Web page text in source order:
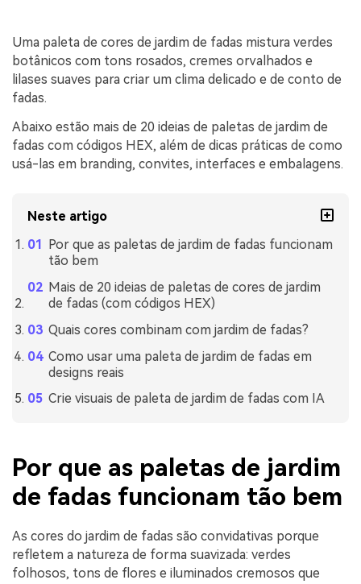
Uma paleta de cores de jardim de fadas mistura verdes
botânicos com tons rosados, cremes orvalhados e
lilases suaves para criar um clima delicado e de conto de
fadas.
Abaixo estão mais de 20 ideias de paletas de jardim de
fadas com códigos HEX, além de dicas práticas de como
usá-las em branding, convites, interfaces e embalagens.
Neste artigo
Por que as paletas de jardim de fadas funcionam
tão bem
Mais de 20 ideias de paletas de cores de jardim
de fadas (com códigos HEX)
Quais cores combinam com jardim de fadas?
Como usar uma paleta de jardim de fadas em
designs reais
Crie visuais de paleta de jardim de fadas com IA
Por que as paletas de jardim
de fadas funcionam tão bem
As cores do jardim de fadas são convidativas porque
refletem a natureza de forma suavizada: verdes
folhosos, tons de flores e iluminados cremosos que